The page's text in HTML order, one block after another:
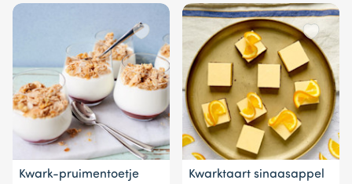
Kwark-pruimentoetje
Kwarktaart sinaasappel